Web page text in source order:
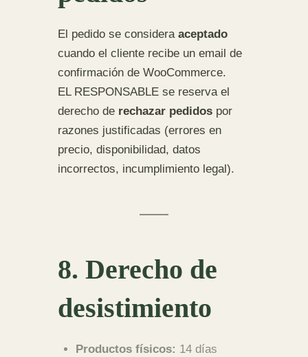
El pedido se considera aceptado
cuando el cliente recibe un email de
confirmación de WooCommerce.
EL RESPONSABLE se reserva el
derecho de rechazar pedidos por
razones justificadas (errores en
precio, disponibilidad, datos
incorrectos, incumplimiento legal).
8. Derecho de
desistimiento
Productos físicos: 14 días